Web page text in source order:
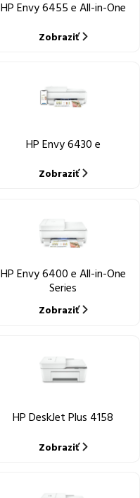
HP Envy 6455 e All-in-One
Zobraziť
HP Envy 6430 e
Zobraziť
HP Envy 6400 e All-in-One
Series
Zobraziť
HP DeskJet Plus 4158
Zobraziť